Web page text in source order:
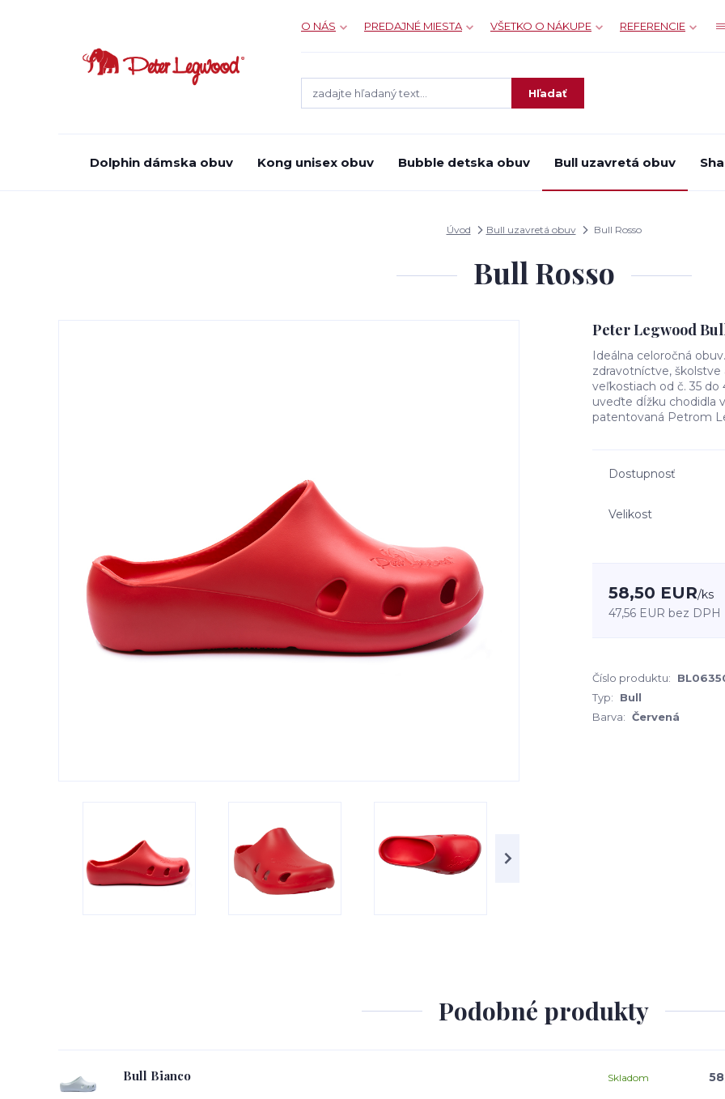
O NÁS PREDAJNÉ MIESTA VŠETKO O NÁKUPE REFERENCIE
Hľadať
Dolphin dámska obuv Kong unisex obuv Bubble detska obuv Bull uzavretá obuv
Úvod Bull uzavretá obuv Bull Rosso
Bull Rosso
Peter Legwood
Ideálna celoročná
zdravotníctve, školstve
veľkostiach od č. 35
uveďte dĺžku chodidla
patentovaná Petrom
Dostupnosť
Velikost
58,50 EUR/ks
47,56 EUR bez DPH
Číslo produktu:
Typ:
Bull
Barva: Červená
Podobné produkty
Bull Bianco Skladom